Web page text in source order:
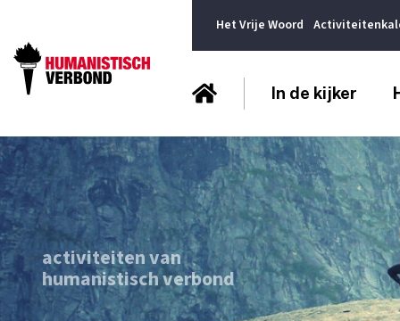
Het Vrije Woord
In de kijker
activiteiten van
humanistisch verbond